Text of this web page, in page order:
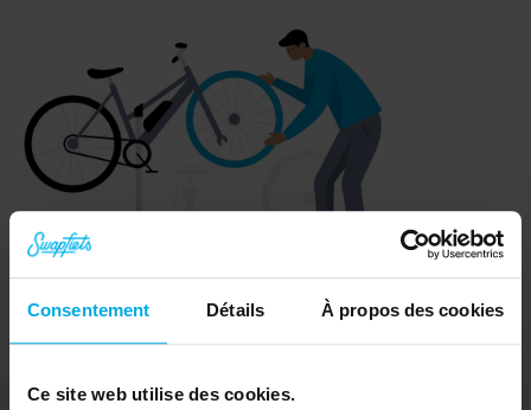
Consentement Détails À propos des cookies
Ce site web utilise des cookies.